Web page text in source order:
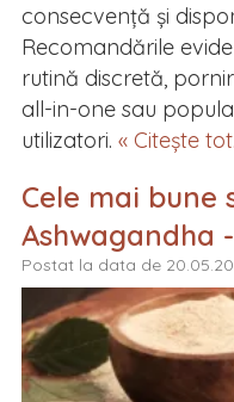
consecvență și
Recomandările
rutină discretă,
all-in-one sau
utilizatori. « Citește tot.
Cele mai bune
Ashwagandha
Postat la data de